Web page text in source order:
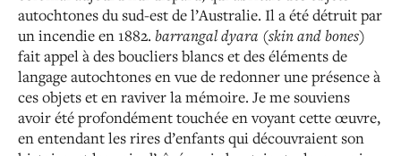
autochtones du sud-est de l’Australie. Il a été détruit par
un incendie en 1882. barrangal dyara (skin and bones)
fait appel à des boucliersblancs et des éléments de
langage autochtones en vue de redonner une présence à
ces objets et en raviver lamémoire. Je me souviens
avoir été profondément touchéeen voyant cette œuvre,
en entendant les rires d’enfants quidécouvraient son